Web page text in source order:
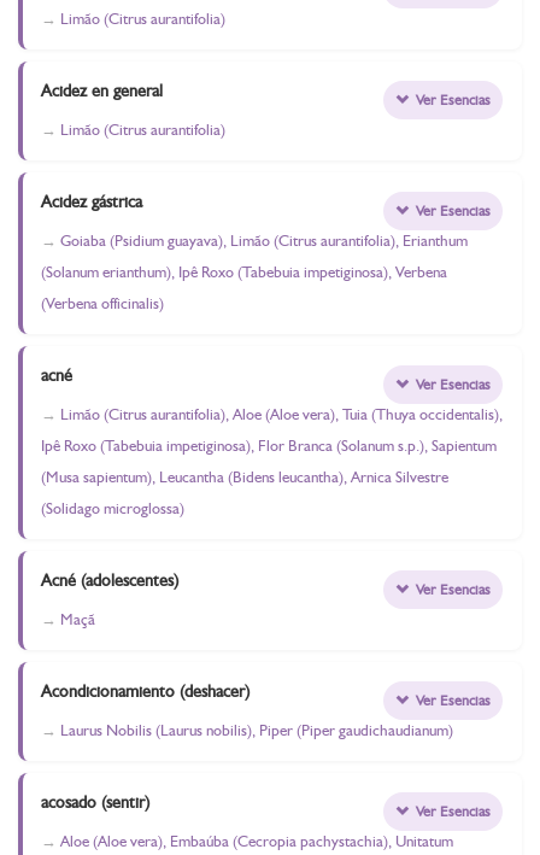
Limão (Citrus aurantifolia)
Acidez en general
Limão (Citrus aurantifolia)
Ver Esencias
Acidez gástrica
Goiaba (Psidium guayava), Limão (Citrus aurantifolia), Erianthum
(Solanum erianthum), Ipê Roxo (Tabebuia impetiginosa), Verbena
(Verbena officinalis)
Ver Esencias
acné
Limão (Citrus aurantifolia), Aloe (Aloe vera), Tuia (Thuya occidentalis),
Ipê Roxo (Tabebuia impetiginosa), Flor Branca (Solanum s.p.), Sapientum
(Musa sapientum), Leucantha (Bidens leucantha), Arnica Silvestre
(Solidago microglossa)
Ver Esencias
Acné (adolescentes)
Maçã
Ver Esencias
Acondicionamiento (deshacer)
Laurus Nobilis (Laurus nobilis), Piper (Piper gaudichaudianum)
Ver Esencias
acosado (sentir)
Aloe (Aloe vera), Embaúba (Cecropia pachystachia), Unitatum
Ver Esencias